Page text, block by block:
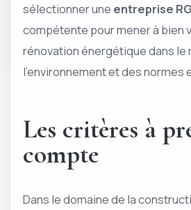
sélectionner une entreprise
compétente pour mener à bien
rénovation énergétique dans le
l’environnement et des normes
Les critères à
compte
Dans le domaine de la